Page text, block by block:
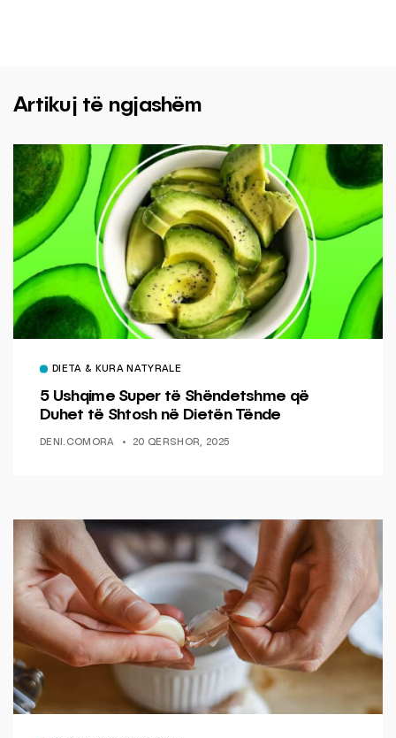
Artikuj të ngjashëm
DIETA & KURA NATYRALE
5 Ushqime Super të Shëndetshme që
Duhet të Shtosh në Dietën Tënde
DENI.COMORA 20 QERSHOR, 2025